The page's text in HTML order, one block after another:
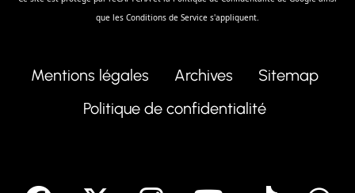
que les Conditions de Service s'appliquent.
Mentions légales Archives
Sitemap
Politique de confidentialité